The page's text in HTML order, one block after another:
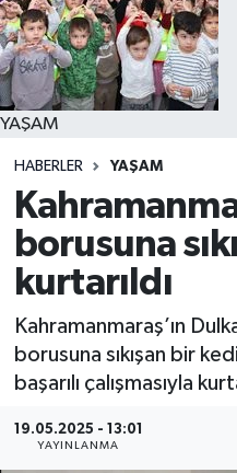
YAŞAM
HABERLER YAŞAM
borusuna
kurtarıldı
Kahramanmaraş’ın
borusuna sıkışan bir
başarılı çalışmasıyla
19.05.2025 - 13:01
YAYINLANMA
YAŞAM